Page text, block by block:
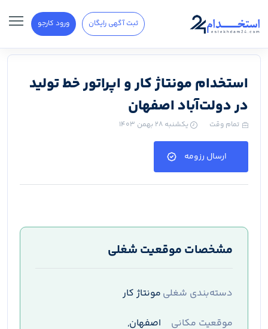
ثبت آگهی رایگان ورود کارجو
استخدام مونتاژ کار و اپراتور خط تولید
در دولت‌آباد اصفهان
تمام وقت یکشنبه ۲۸ بهمن ۱۴۰۳
ارسال رزومه
مشخصات موقعیت شغلی
دسته‌بندی شغلی مونتاژ کار
موقعیت مکانی
اصفهان,